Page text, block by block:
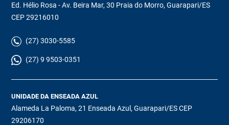
Ed. Hélio Rosa - Av. Beira Mar, 30 Praia do Morro, Guarapari/ES
CEP 29216010
(27) 3030-5585
(27) 9 9503-0351
UNIDADE DA ENSEADA AZUL
Alameda La Paloma, 21 Enseada Azul, Guarapari/ES CEP
29206170